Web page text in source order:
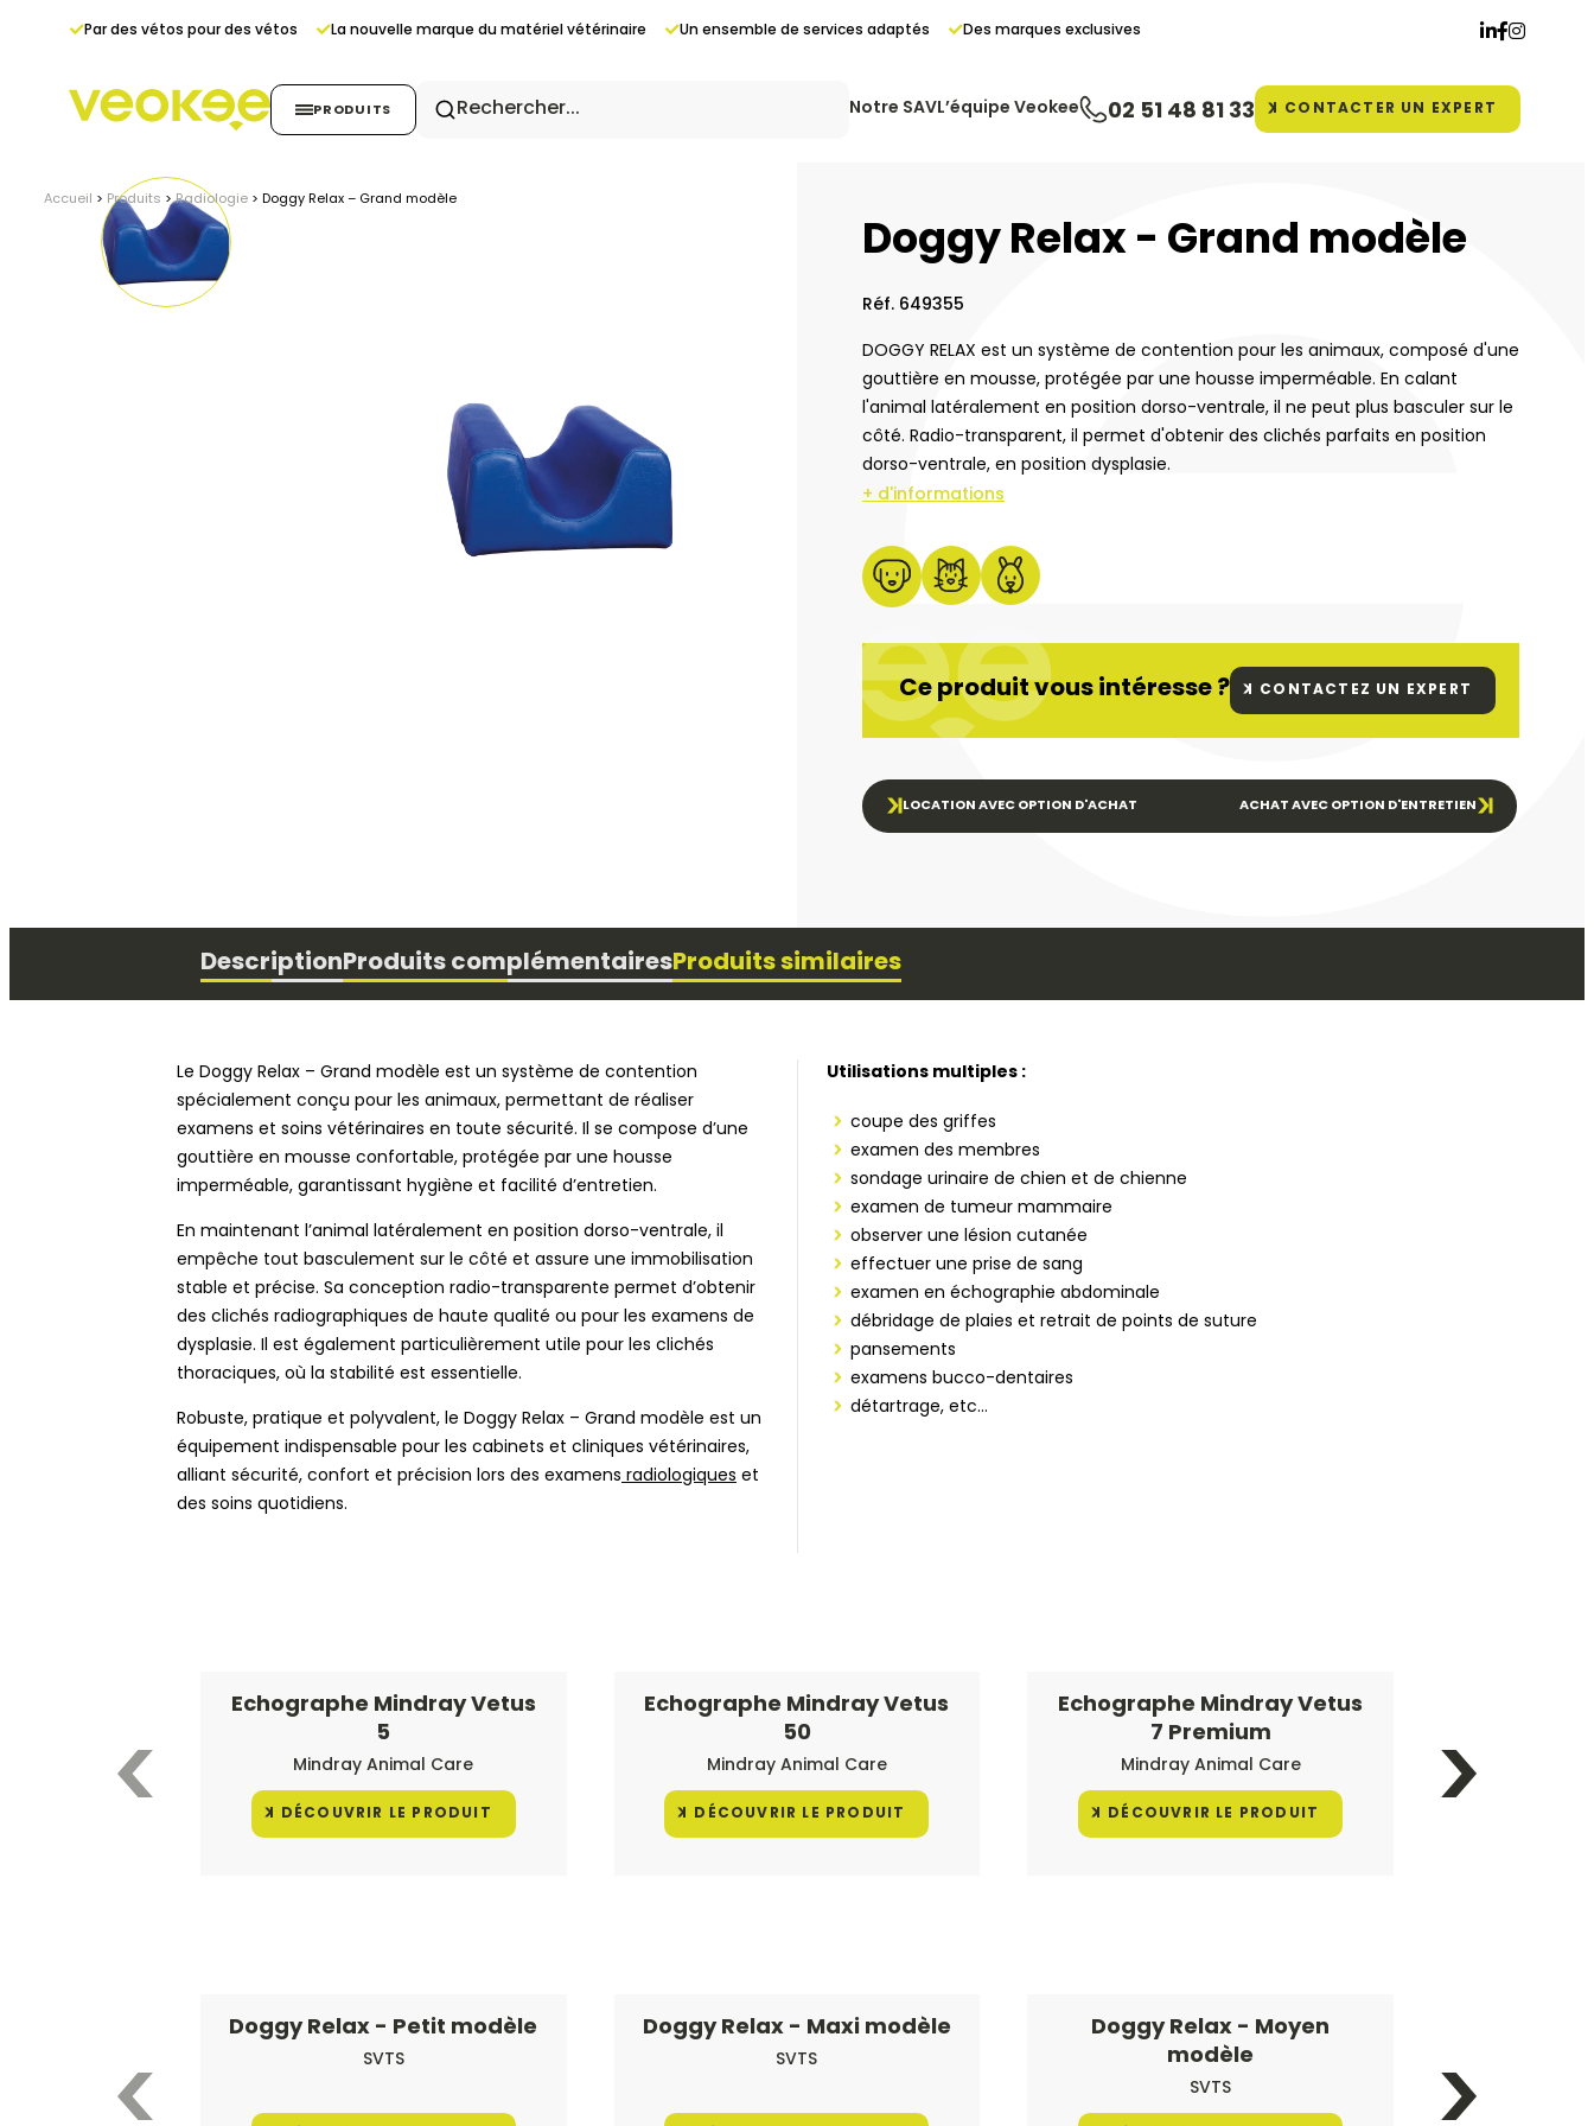
Par des vétos pour des vétos La nouvelle marque du matériel vétérinaire Un ensemble de services adaptés Des marques exclusives
02 51 48 81 33 CONTACTER UN EXPERT
PRODUITS
Physiothérapie
Notre SAVL’équipe Veokee
Accueil > Produits >Radiologie > Doggy Relax – Grand modèle
Doggy Relax - Grand modèle
Réf. 649355
DOGGY RELAX est un système de contention pour les animaux, composé d'une
gouttière en mousse, protégée par une housse imperméable. En calant
l'animal latéralement en position dorso-ventrale, il ne peut plus basculer sur le
côté. Radio-transparent, il permet d'obtenir des clichés parfaits en position
dorso-ventrale, en position dysplasie.
+ d'informations
Ce produit vous intéresse ? CONTACTEZ UN EXPERT
LOCATION AVEC OPTION D'ACHAT ACHAT AVEC OPTION D'ENTRETIEN
Description Produits complémentaires Produits similaires
Le Doggy Relax – Grand modèle est un système de contention
spécialement conçu pour les animaux, permettant de réaliser
examens et soins vétérinaires en toute sécurité. Il se compose d’une
gouttière en mousse confortable, protégée par une housse
imperméable, garantissant hygiène et facilité d’entretien.
En maintenant l’animal latéralement en position dorso-ventrale, il
empêche tout basculement sur le côté et assure une immobilisation
stable et précise. Sa conception radio-transparente permet d’obtenir
des clichés radiographiques de haute qualité ou pour les examens de
dysplasie. Il est également particulièrement utile pour les clichés
thoraciques, où la stabilité est essentielle.
Robuste, pratique et polyvalent, le Doggy Relax – Grand modèle est un
équipement indispensable pour les cabinets et cliniques vétérinaires,
alliant sécurité, confort et précision lors des examens radiologiques et
des soins quotidiens.
Utilisations multiples :
coupe des griffes
examen des membres
sondage urinaire de chien et de chienne
examen de tumeur mammaire
observer une lésion cutanée
effectuer une prise de sang
examen en échographie abdominale
débridage de plaies et retrait de points de suture
pansements
examens bucco-dentaires
détartrage, etc…
Echographe Mindray Vetus
5
Mindray Animal Care
DÉCOUVRIR LE PRODUIT
Echographe Mindray Vetus
50
Mindray Animal Care
DÉCOUVRIR LE PRODUIT
Echographe Mindray Vetus
7 Premium
Mindray Animal Care
DÉCOUVRIR LE PRODUIT
Doggy Relax - Petit modèle
SVTS
Doggy Relax - Maxi modèle
SVTS
Doggy Relax - Moyen
modèle
SVTS